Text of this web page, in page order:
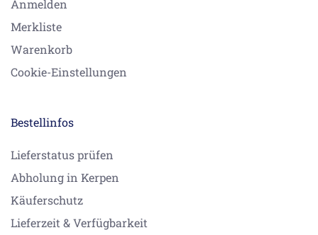
Anmelden
Merkliste
Warenkorb
Cookie-Einstellungen
Bestellinfos
Lieferstatus prüfen
Abholung in Kerpen
Käuferschutz
Lieferzeit & Verfügbarkeit